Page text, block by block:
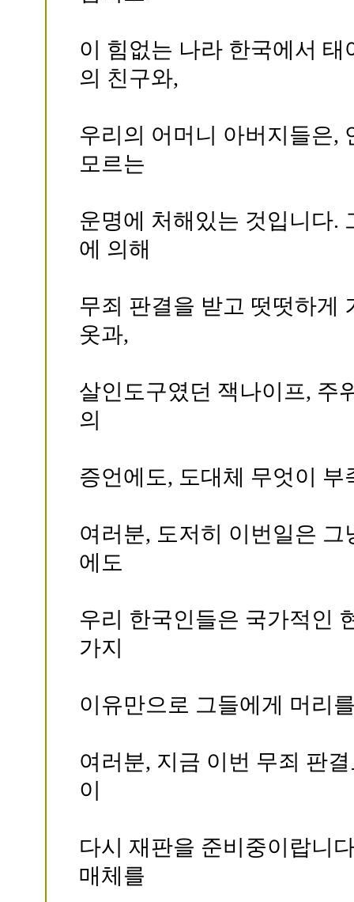
이 힘없는 나라 한국에서
의 친구와,
우리의 어머니 아버지들은,
모르는
운명에 처해있는 것입니다.
에 의해
무죄 판결을 받고 떳떳하게
옷과,
살인도구였던 잭나이프, 주
의
증언에도, 도대체 무엇이
여러분, 도저히 이번일은
에도
우리 한국인들은 국가적인
가지
이유만으로 그들에게 머리
여러분, 지금 이번 무죄 판
이
다시 재판을 준비중이랍니
매체를